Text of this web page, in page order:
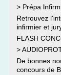
> Prépa
Retrouvez
infirmier et
FLASH
>
De bonnes
concours de